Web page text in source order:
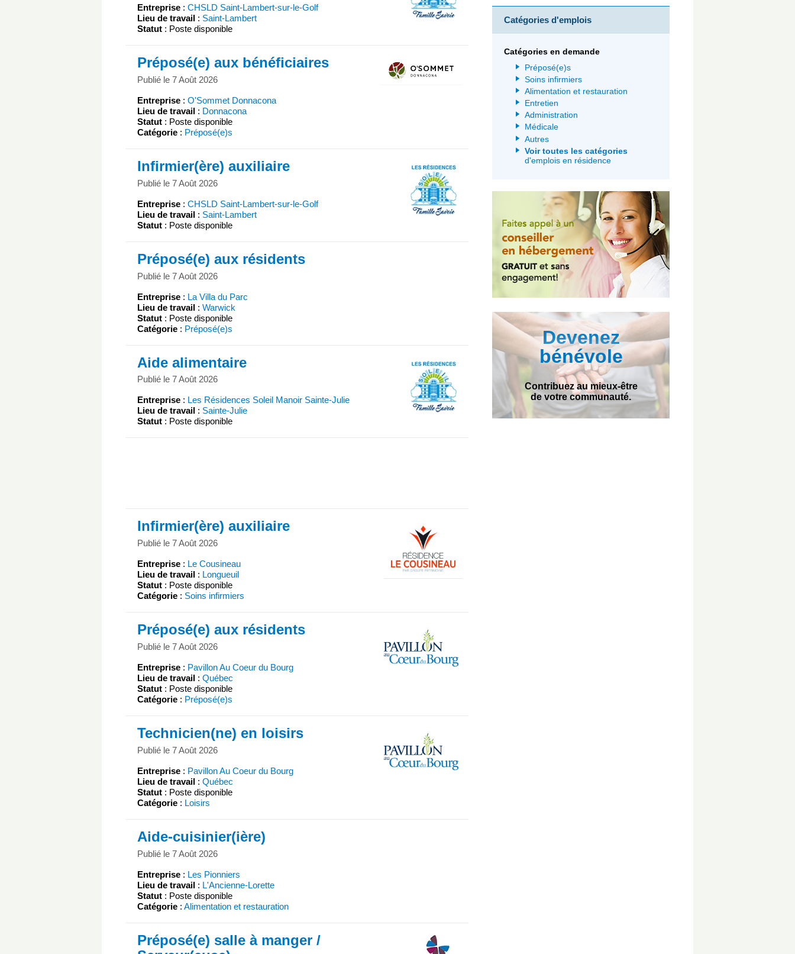
Entreprise : CHSLD Saint-Lambert-sur-le-Golf
Lieu de travail : Saint-Lambert
Statut : Poste disponible
Préposé(e) aux bénéficiaires
Publié le 7 Août 2026
Entreprise : O'Sommet Donnacona
Lieu de travail : Donnacona
Statut : Poste disponible
Catégorie : Préposé(e)s
Infirmier(ère) auxiliaire
Publié le 7 Août 2026
Entreprise : CHSLD Saint-Lambert-sur-le-Golf
Lieu de travail : Saint-Lambert
Statut : Poste disponible
Préposé(e) aux résidents
Publié le 7 Août 2026
Entreprise : La Villa du Parc
Lieu de travail : Warwick
Statut : Poste disponible
Catégorie : Préposé(e)s
Aide alimentaire
Publié le 7 Août 2026
Entreprise : Les Résidences Soleil Manoir Sainte-Julie
Lieu de travail : Sainte-Julie
Statut : Poste disponible
Infirmier(ère) auxiliaire
Publié le 7 Août 2026
Entreprise : Le Cousineau
Lieu de travail : Longueuil
Statut : Poste disponible
Catégorie : Soins infirmiers
Préposé(e) aux résidents
Publié le 7 Août 2026
Entreprise : Pavillon Au Coeur du Bourg
Lieu de travail : Québec
Statut : Poste disponible
Catégorie : Préposé(e)s
Technicien(ne) en loisirs
Publié le 7 Août 2026
Entreprise : Pavillon Au Coeur du Bourg
Lieu de travail : Québec
Statut : Poste disponible
Catégorie : Loisirs
Aide-cuisinier(ière)
Publié le 7 Août 2026
Entreprise : Les Pionniers
Lieu de travail : L'Ancienne-Lorette
Statut : Poste disponible
Catégorie : Alimentation et restauration
Préposé(e) salle à manger /
Catégories d'emplois
Catégories en demande
Préposé(e)s
Soins infirmiers
Alimentation et restauration
Entretien
Administration
Médicale
Autres
Voir toutes les catégories
d'emplois en résidence
Devenez
bénévole
Contribuez au mieux-être
de votre communauté.